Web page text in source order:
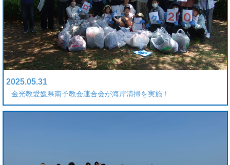
2025.05.31
金光教愛媛県南予教会連合会が海岸清掃を実施！